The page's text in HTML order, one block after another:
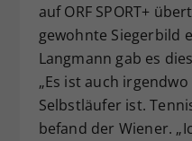
auf ORF SPORT+
gewohnte Siegerbild
Langmann gab es
„Es ist auch
Selbstläufer ist.
befand der Wiener.